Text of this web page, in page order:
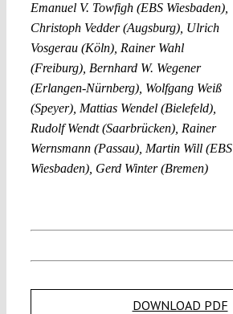
Emanuel V. Towfigh (EBS Wiesbaden),
Christoph Vedder (Augsburg), Ulrich
Vosgerau (Köln), Rainer Wahl
(Freiburg), Bernhard W. Wegener
(Erlangen-Nürnberg), Wolfgang Weiß
(Speyer), Mattias Wendel (Bielefeld),
Rudolf Wendt (Saarbrücken), Rainer
Wernsmann (Passau), Martin Will (EBS
Wiesbaden), Gerd Winter (Bremen)
DOWNLOAD PDF